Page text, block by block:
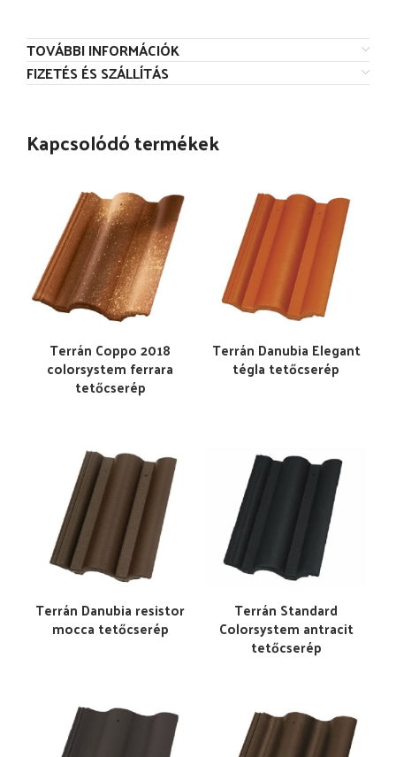
TOVÁBBI INFORMÁCIÓK
FIZETÉS ÉS SZÁLLÍTÁS
Kapcsolódó termékek
Terrán Coppo 2018
colorsystem ferrara
tetőcserép
Terrán Danubia Elegant
tégla tetőcserép
Terrán Danubia resistor
mocca tetőcserép
Terrán Standard
Colorsystem antracit
tetőcserép